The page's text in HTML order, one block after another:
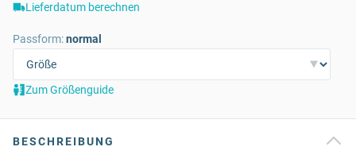
Lieferdatum berechnen
Passform:normal
Zum Größenguide
BESCHREIBUNG